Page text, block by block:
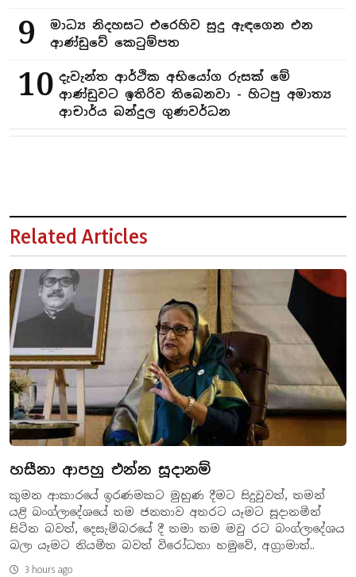
9
මාධ්‍ය නිදහසට එරෙහිව සුදු ඇඳගෙන එන
ආණ්ඩුවේ කෙටුම්පත
10 දැවැන්ත ආර්ථික අභියෝග රුසක් මේ
ආණ්ඩුවට ඉතිරිව තිබෙනවා - හිටපු අමාත්‍ය
ආචාර්ය බන්දුල ගුණවර්ධන
Related Articles
හසීනා ආපහු එන්න සූදානම්
කුමන ආකාරයේ ඉරණමකට මුහුණ දීමට සිදුවුවත්, තමන්
යළි බංග්ලාදේශයේ තම ජනතාව අතරට යෑමට සූදානමින්
සිටින බවත්, දෙසැම්බරයේ දී තමා තම මවු රට බංග්ලාදේශය
බලා යෑමට නියමිත බවත් විරෝධතා හමුවේ, අග්‍රාමාත්..
3 hours ago